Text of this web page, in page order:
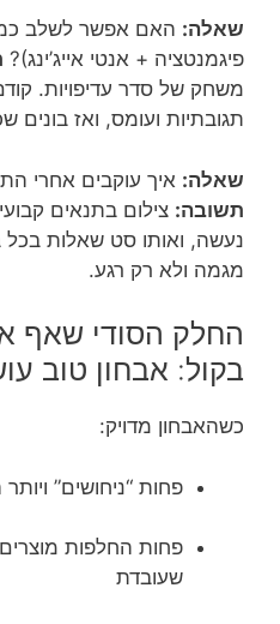
שאלה: האם אפשר לשלב
פיגמנטציה + אנטי אייג’ינג)?
משחק של סדר עדיפויות.
תגובתיות ועומס, ואז בונים
שאלה: איך עוקבים אחרי
תשובה: צילום בתנאים
נעשה, ואותו סט שאלות בכל
מגמה ולא רק רגע.
החלק הסודי שאף
בקול: אבחון טוב
כשהאבחון מדויק:
פחות “ניחושים”
פחות החלפות
שעובדת